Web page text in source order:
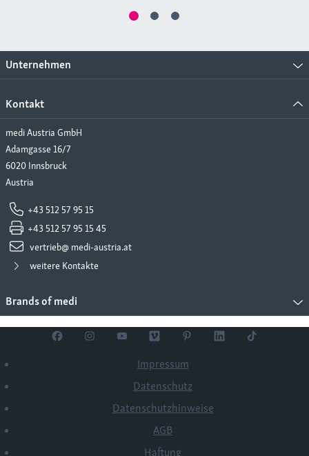
Unternehmen
Kontakt
medi Austria GmbH
Adamgasse 16/7
6020 Innsbruck
Austria
+43 512 57 95 15
+43 512 57 95 15 45
vertrieb@ medi-austria.at
weitere Kontakte
Brands of medi
Impressum
Datenschutz
Datenschutzhinweise
AGB
Haftung